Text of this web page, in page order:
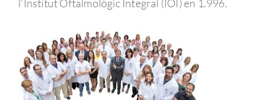
Hit enter to search or ESC to close
l’Institut Oftalmològic Integral (IOI) en 1.996.